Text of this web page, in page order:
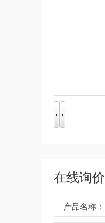
在线询价
产品名称：